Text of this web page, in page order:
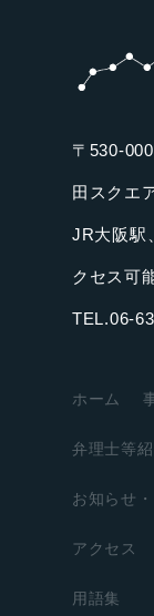
〒530-
田スクエ
JR大阪駅
クセス可
TEL.06-
ホーム
弁理士等
お知らせ
アクセス
用語集